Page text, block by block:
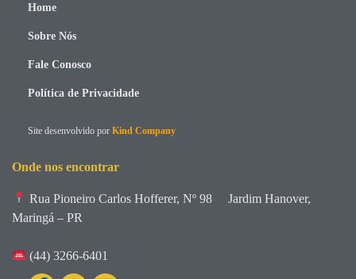
Home
Sobre Nós
Fale Conosco
Política de Privacidade
Site desenvolvido por Kind Company
Onde nos encontrar
Rua Pioneiro Carlos Hofferer, Nº 98
Jardim Hanover,
Maringá – PR
(44) 3266-6401